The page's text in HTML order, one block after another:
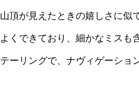
頂が見えたときの嬉しさに似
くできており、細かなミス
ーリングで、ナヴィゲーシ